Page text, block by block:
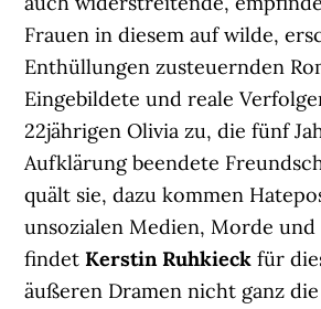
Frauen in diesem auf wilde,
Enthüllungen zusteuernden
Eingebildete und reale
22jährigen Olivia zu, die fünf
Aufklärung beendete
quält sie, dazu kommen
unsozialen Medien, Morde und
findetKerstin Ruhkieck für
äußeren Dramen nicht ganz die